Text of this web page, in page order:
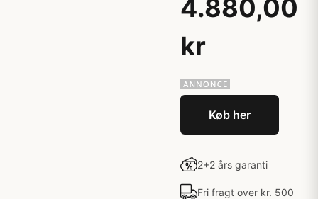
4.880,00
kr
Køb her
2+2 års garanti
Fri fragt over kr. 500